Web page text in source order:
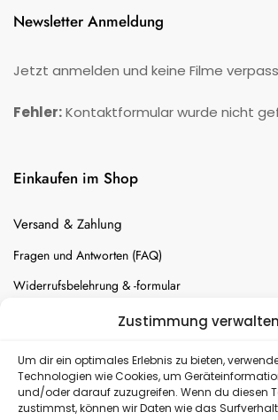
Zustimmung verwalten
Um dir ein optimales Erlebnis zu bieten,
Technologien wie Cookies, um
und/oder darauf zuzugreifen. Wenn du diesen
zustimmst, können wir Daten wie das
Newsletter Anmeldung
Jetzt anmelden und keine Filme
Fehler:Kontaktformular wurde nicht
Einkaufen im Shop
Versand & Zahlung
Fragen und Antworten (FAQ)
Widerrufsbelehrung & -formular
Batterien-Entsorgung
Versand